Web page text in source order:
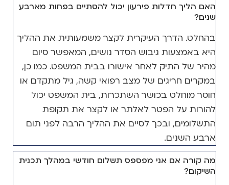
האם הליך חדלות פירעון יכול להסתיים בפחות מארבע
שנים?
בהחלט. הדרך העיקרית לקצר משמעותית את ההליך
היא באמצעות גיבוש הסדר נושים, המאפשר סיום
מהיר של התיק לאחר אישורו בבית המשפט. כמו כן,
במקרים חריגים של מצב רפואי קשה, גיל מתקדם או
חוסר מוחלט בכושר השתכרות, בית המשפט יכול
להורות על הפטר לאלתר או לקצר את תקופת
התשלומים, ובכך לסיים את ההליך הרבה לפני תום
ארבע השנים.
מה קורה אם אני מפספס תשלום חודשי במהלך תכנית
השיקום?